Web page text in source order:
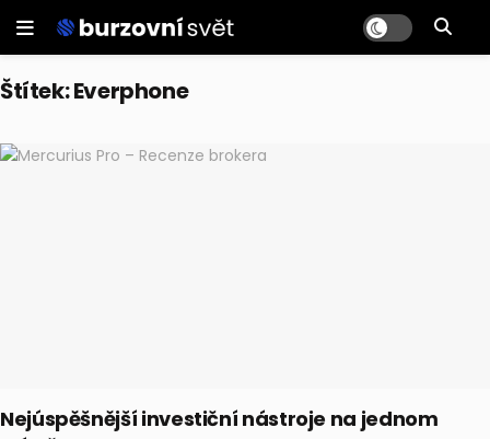
Štítek:Everphone
Nejúspěšnější investiční nástroje na jednom